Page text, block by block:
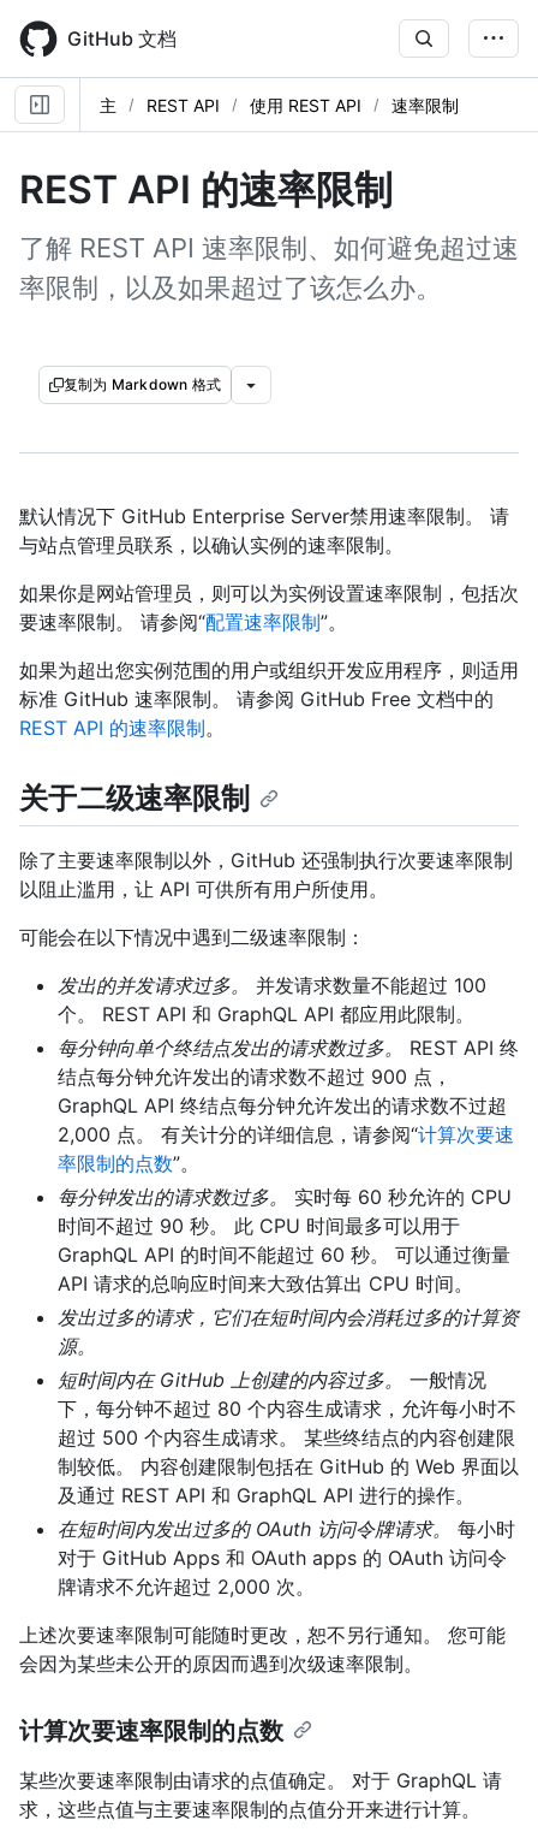
main
content
GitHub 文档
主 REST API 使用 REST API 速率限制
REST API 的速率限制
了解 REST API 速率限制、如何避免超过速
率限制，以及如果超过了该怎么办。
复制为 Markdown 格式
默认情况下 GitHub Enterprise Server禁用速率限制。 请
与站点管理员联系，以确认实例的速率限制。
如果你是网站管理员，则可以为实例设置速率限制，包括次
要速率限制。 请参阅“配置速率限制”。
如果为超出您实例范围的用户或组织开发应用程序，则适用
标准 GitHub 速率限制。 请参阅 GitHub Free 文档中的
REST API 的速率限制。
关于二级速率限制
除了主要速率限制以外，GitHub 还强制执行次要速率限制
以阻止滥用，让 API 可供所有用户所使用。
可能会在以下情况中遇到二级速率限制：
发出的并发请求过多。
并发请求数量不能超过 100
个。 REST API 和 GraphQL API 都应用此限制。
每分钟向单个终结点发出的请求数过多。
REST API 终
结点每分钟允许发出的请求数不超过 900 点，
GraphQL API 终结点每分钟允许发出的请求数不过超
2,000 点。 有关计分的详细信息，请参阅“计算次要速
率限制的点数”。
每分钟发出的请求数过多。
实时每 60 秒允许的 CPU
时间不超过 90 秒。 此 CPU 时间最多可以用于
GraphQL API 的时间不能超过 60 秒。 可以通过衡量
API 请求的总响应时间来大致估算出 CPU 时间。
发出过多的请求，它们在短时间内会消耗过多的计算资
源。
短时间内在 GitHub 上创建的内容过多。
一般情况
下，每分钟不超过 80 个内容生成请求，允许每小时不
超过 500 个内容生成请求。 某些终结点的内容创建限
制较低。 内容创建限制包括在 GitHub 的 Web 界面以
及通过 REST API 和 GraphQL API 进行的操作。
在短时间内发出过多的 OAuth 访问令牌请求。
每小时
对于 GitHub Apps 和 OAuth apps 的 OAuth 访问令
牌请求不允许超过 2,000 次。
上述次要速率限制可能随时更改，恕不另行通知。 您可能
会因为某些未公开的原因而遇到次级速率限制。
计算次要速率限制的点数
某些次要速率限制由请求的点值确定。 对于 GraphQL 请
求，这些点值与主要速率限制的点值分开来进行计算。